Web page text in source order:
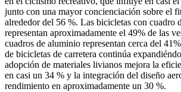
junto con una mayor concienciación sobre el
alrededor del 56 %. Las bicicletas con cuadro
representan aproximadamente el 49% de las
cuadros de aluminio representan cerca del
de bicicletas de carretera continúa
adopción de materiales livianos mejora la
en casi un 34 % y la integración del diseño
rendimiento en aproximadamente un 30 %.